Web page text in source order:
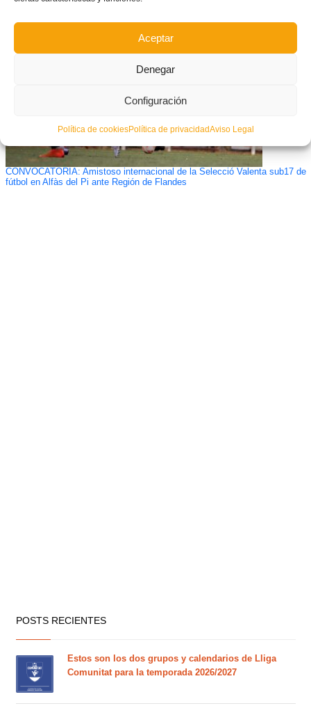
Aceptar
Denegar
Configuración
Política de cookiesPolítica de privacidadAviso Legal
CONVOCATORIA: Amistoso internacional de la Selecció Valenta sub17 de
fútbol en Alfàs del Pi ante Región de Flandes
POSTS RECIENTES
Estos son los dos grupos y calendarios de Lliga
Comunitat para la temporada 2026/2027